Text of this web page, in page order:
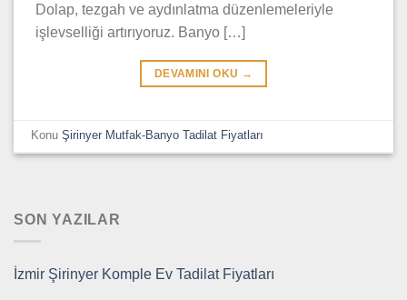
Dolap, tezgah ve aydınlatma düzenlemeleriyle
işlevselliği artırıyoruz. Banyo […]
DEVAMINI OKU →
KonuŞirinyer Mutfak-Banyo Tadilat Fiyatları
SON YAZILAR
İzmir Şirinyer Komple Ev Tadilat Fiyatları